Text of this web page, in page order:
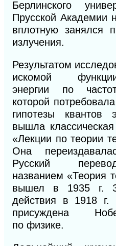
Берлинского
Прусской Академии
вплотную занялся
излучения.
Результатом
искомой
энергии по
которой
гипотезы
вышла
«Лекции по теории
Она
Русский
названием «Теория
вышел в 1935
действия в 1918 г.
присуждена
по физике.